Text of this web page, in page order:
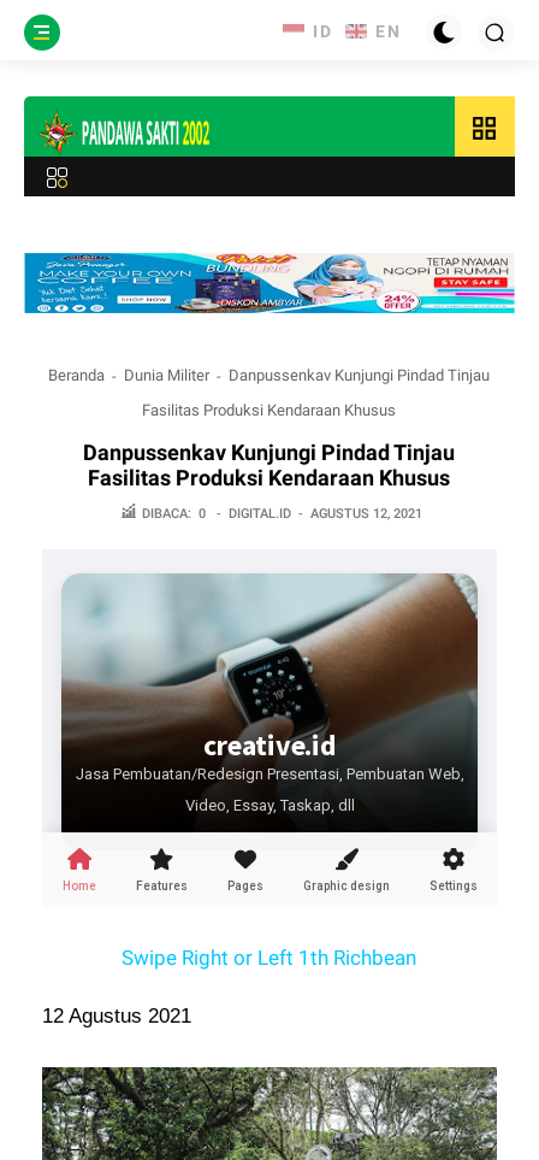
grid_view
Beranda Dunia Militer
Danpussenkav Kunjungi Pindad Tinjau
Fasilitas Produksi Kendaraan Khusus
Danpussenkav Kunjungi Pindad Tinjau
Fasilitas Produksi Kendaraan Khusus
DIBACA: 0 - DIGITAL.ID - AGUSTUS 12, 2021
Swipe Right or Left 1th Richbean
12 Agustus 2021